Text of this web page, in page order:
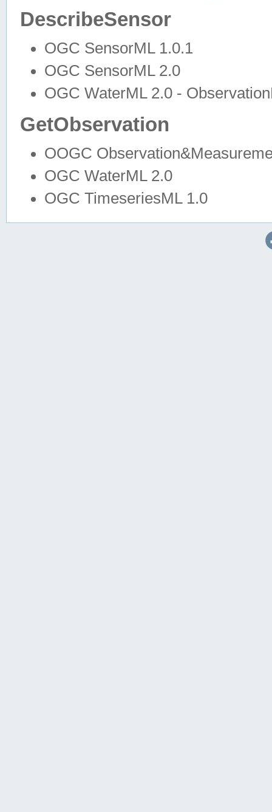
DescribeSensor
OGC SensorML 1.0.1
OGC SensorML 2.0
OGC WaterML 2.0 -
GetObservation
OOGC
OGC WaterML 2.0
OGC TimeseriesML 1.0